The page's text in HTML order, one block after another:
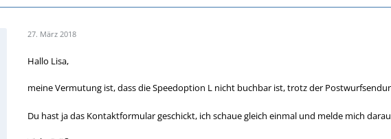
27. März 2018
Hallo Lisa,
meine Vermutung ist, dass die Speedoption L nicht buchbar ist, trotz der
Du hast ja das Kontaktformular geschickt, ich schaue gleich einmal und melde mich